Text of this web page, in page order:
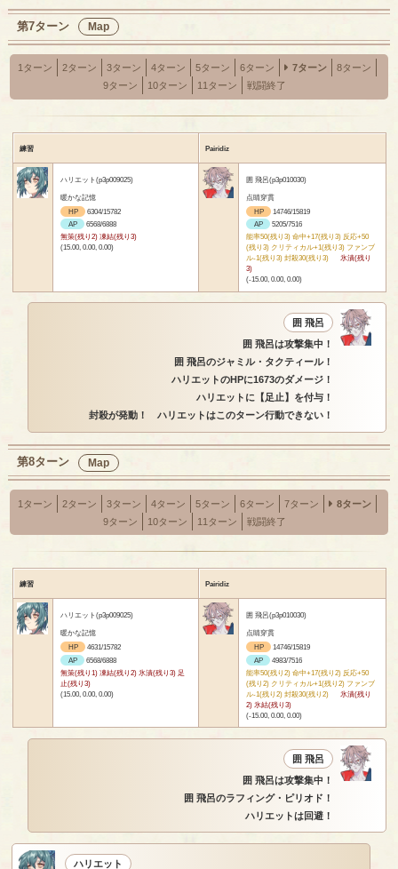
第7ターン Map
1ターン 2ターン 3ターン 4ターン 5ターン 6ターン 7ターン
8ターン
9ターン
10ターン 11ターン 戦闘終了
練習 Pairidiz
ハリエット(p3p009025)
暖かな記憶
HP
6304/15782
AP
6568/6888
無策(残り2) 凍結(残り3)
(15.00, 0.00, 0.00)
囲 飛呂(p3p010030)
点睛穿貫
HP
14746/15819
AP
5205/7516
能率50(残り3) 命中+17(残り3) 反応+50
(残り3) クリティカル+1(残り3) ファンブ
ル-1(残り3) 封殺30(残り3)
氷漬(残り
3)
(-15.00, 0.00, 0.00)
囲 飛呂
囲 飛呂は攻撃集中！
囲 飛呂のジャミル・タクティール！
ハリエットのHPに1673のダメージ！
ハリエットに【足止】を付与！
封殺が発動！ ハリエットはこのターン行動できない！
第8ターン Map
1ターン 2ターン 3ターン 4ターン 5ターン 6ターン 7ターン
8ターン
9ターン
10ターン 11ターン 戦闘終了
練習 Pairidiz
ハリエット(p3p009025)
暖かな記憶
HP
4631/15782
AP
6568/6888
無策(残り1) 凍結(残り2) 氷漬(残り3) 足
止(残り3)
(15.00, 0.00, 0.00)
囲 飛呂(p3p010030)
点睛穿貫
HP
14746/15819
AP
4983/7516
能率50(残り2) 命中+17(残り2) 反応+50
(残り2) クリティカル+1(残り2) ファンブ
ル-1(残り2) 封殺30(残り2)
氷漬(残り
2) 氷結(残り3)
(-15.00, 0.00, 0.00)
囲 飛呂
囲 飛呂は攻撃集中！
囲 飛呂のラフィング・ピリオド！
ハリエットは回避！
ハリエット